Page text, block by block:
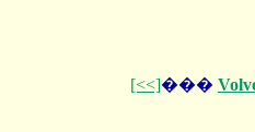
[<<]���